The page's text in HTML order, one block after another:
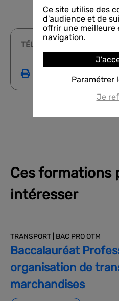
TÉLÉCHARGEMENTS
Imprimer cette fiche
Ces formations
intéresser
TRANSPORT | BAC PRO OTM
Baccalauréat
organisation de
marchandises
Ce site utilise des
d'audience et de
offrir une meilleure
navigation.
Paramétrer
Je